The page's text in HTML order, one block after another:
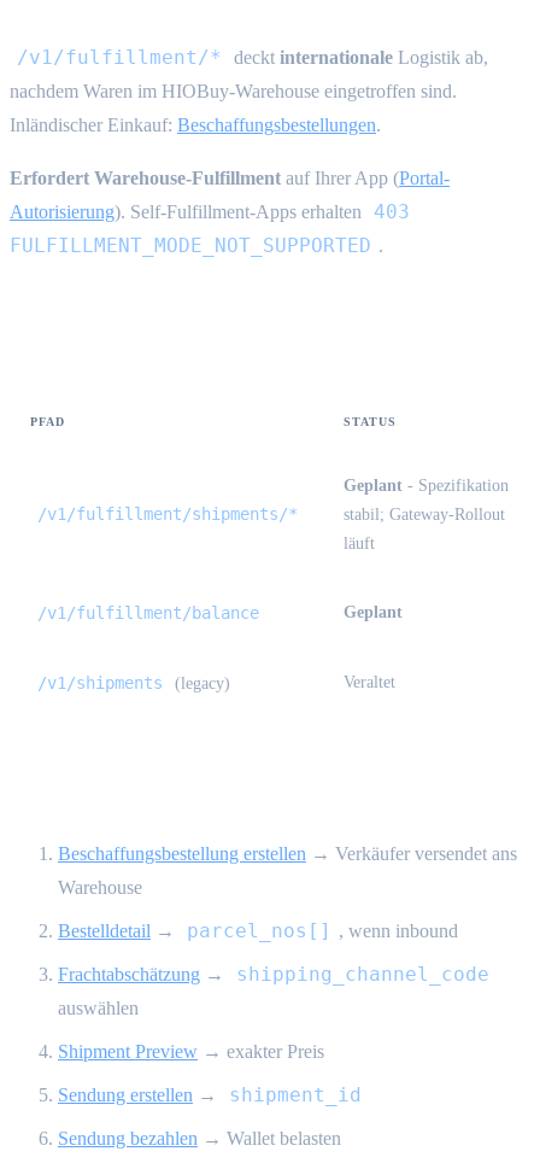
/v1/fulfillment/* deckt internationale Logistik ab,
nachdem Waren im HIOBuy-Warehouse eingetroffen sind.
Inländischer Einkauf: Beschaffungsbestellungen.
Erfordert Warehouse-Fulfillment auf Ihrer App (Portal-
Autorisierung). Self-Fulfillment-Apps erhalten
403
FULFILLMENT_MODE_NOT_SUPPORTED .
PFAD STATUS
/v1/fulfillment/shipments/*
Geplant - Spezifikation
stabil; Gateway-Rollout
läuft
/v1/fulfillment/balance Geplant
/v1/shipments (legacy) Veraltet
Beschaffungsbestellung erstellen → Verkäufer versendet ans
Warehouse
Bestelldetail → parcel_nos[] , wenn inbound
Frachtabschätzung → shipping_channel_code
auswählen
Shipment Preview → exakter Preis
Sendung erstellen → shipment_id
Sendung bezahlen → Wallet belasten